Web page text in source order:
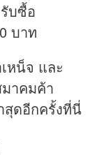
รับซื้อ
บาท
หน็จ และ
าคมค้า
สุดอีกครั้งที่นี่